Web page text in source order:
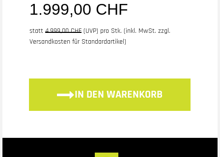
1.999,00 CHF
statt 4.999,00 CHF (UVP) pro Stk. (inkl. MwSt. zzgl.
Versandkosten für Standardartikel)
IN DEN WARENKORB